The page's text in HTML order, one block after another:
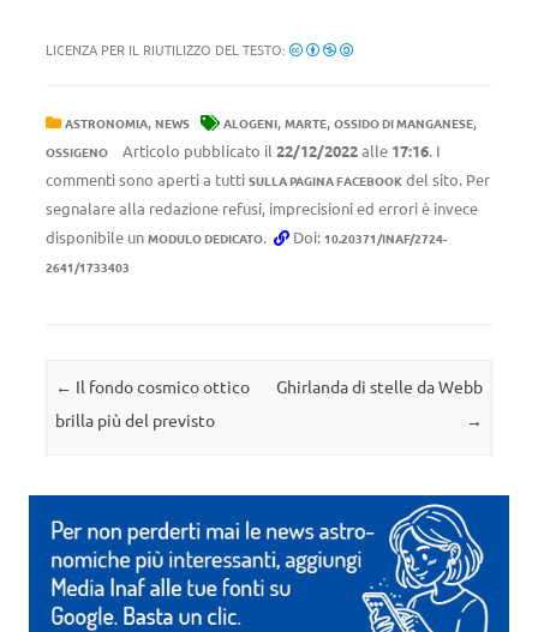
LICENZA PER IL RIUTILIZZO DEL TESTO:
ASTRONOMIA, NEWS ALOGENI, MARTE, OSSIDO DI MANGANESE,
OSSIGENO Articolo pubblicato il 22/12/2022alle 17:16. I
commenti sono aperti a tutti SULLA PAGINA FACEBOOK del sito. Per
segnalare alla redazione refusi, imprecisioni ed errori è invece
disponibile un MODULO DEDICATO. Doi: 10.20371/INAF/2724-
2641/1733403
Navigazione articolo
← Il fondo cosmico ottico
brilla più del previsto
Ghirlanda di stelle da Webb
→